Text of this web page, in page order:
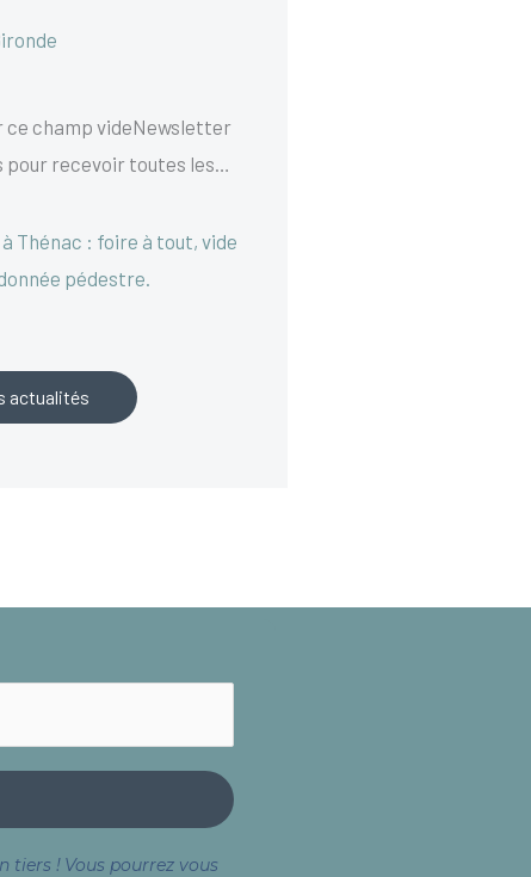
ce champ videNewsletter
pour recevoir toutes les…
Thénac : foire à tout, vide
pédestre.
actualités
tiers ! Vous pourrez vous